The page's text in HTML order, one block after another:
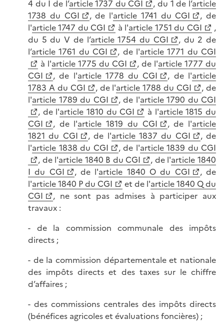
4 du I de l’article 1737 du CGI , du 1 de l’article
1738 du CGI
, de l'article 1741 du CGI
, de
l'article 1747 du CGI à l'article 1751 du CGI
,
du 5 du V de l’article 1754 du CGI
, du 2 de
l’article 1761 du CGI , de l'article 1771 du CGI
à l'article 1775 du CGI , de l'article 1777 du
CGI
, de l'article 1778 du CGI , de l'article
1783 A du CGI
, de l'article 1788 du CGI
, de
l'article 1789 du CGI , de l'article 1790 du CGI
, de l'article 1810 du CGI à l'article 1815 du
CGI
, de l'article 1819 du CGI , de l'article
1821 du CGI
, de l'article 1837 du CGI
, de
l'article 1838 du CGI , de l'article 1839 du CGI
, de l'article 1840 B du CGI , de l'article 1840
I du CGI
, de l'article 1840 O du CGI
, de
l'article 1840 P du CGI et de l'article 1840 Q du
CGI
, ne sont pas admises à participer aux
travaux :
- de la commission communale des impôts
directs ;
- de la commission départementale et nationale
des impôts directs et des taxes sur le chiffre
d’affaires ;
- des commissions centrales des impôts directs
(bénéfices agricoles et évaluations foncières) ;